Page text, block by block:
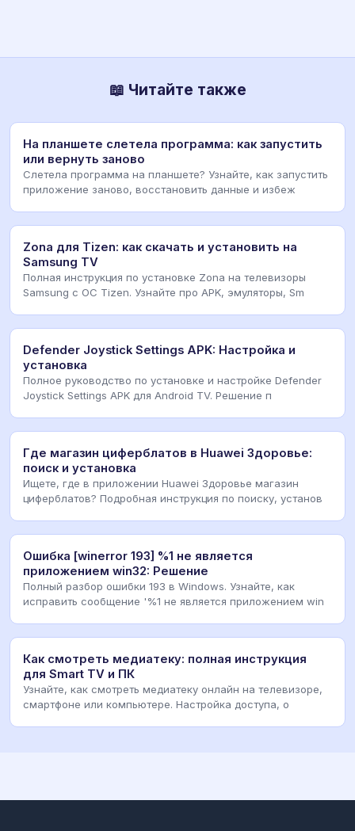
📖 Читайте также
На планшете слетела программа: как запустить
или вернуть заново
Слетела программа на планшете? Узнайте, как запустить
приложение заново, восстановить данные и избеж
Zona для Tizen: как скачать и установить на
Samsung TV
Полная инструкция по установке Zona на телевизоры
Samsung с ОС Tizen. Узнайте про APK, эмуляторы, Sm
Defender Joystick Settings APK: Настройка и
установка
Полное руководство по установке и настройке Defender
Joystick Settings APK для Android TV. Решение п
Где магазин циферблатов в Huawei Здоровье:
поиск и установка
Ищете, где в приложении Huawei Здоровье магазин
циферблатов? Подробная инструкция по поиску, установ
Ошибка [winerror 193] %1 не является
приложением win32: Решение
Полный разбор ошибки 193 в Windows. Узнайте, как
исправить сообщение '%1 не является приложением win
Как смотреть медиатеку: полная инструкция
для Smart TV и ПК
Узнайте, как смотреть медиатеку онлайн на телевизоре,
смартфоне или компьютере. Настройка доступа, о